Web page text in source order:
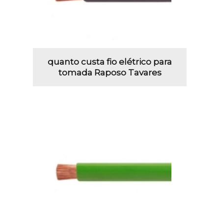
quanto custa fio elétrico para
tomada Raposo Tavares